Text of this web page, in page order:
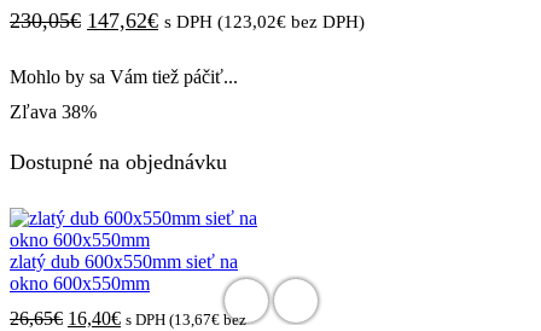
230,05€ Pôvodná
bola:
230,05€.
147,62€Aktuálna
je:
s DPH (123,02€ bez DPH)
Mohlo by sa Vám tiež páčiť...
Zľava 38%
Dostupné na objednávku
zlatý dub 600x550mm sieť na
okno 600x550mm
26,65€ Pôvodná
16,40€Aktuálna
s DPH (13,67€ bez